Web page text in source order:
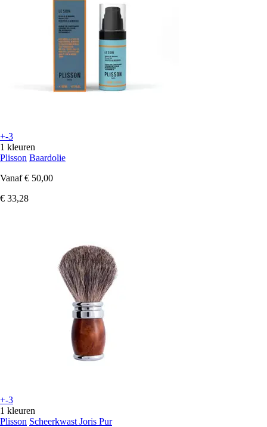
+-3
1 kleuren
Plisson Baardolie
Vanaf € 50,00
€ 33,28
+-3
1 kleuren
Plisson Scheerkwast Joris Pur